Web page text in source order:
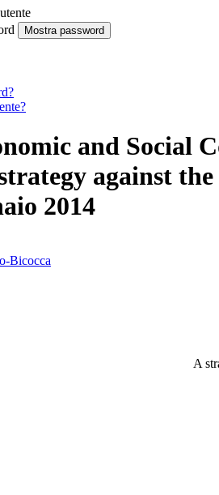
Mostra password
and Social
against
2014
Bicocca
A